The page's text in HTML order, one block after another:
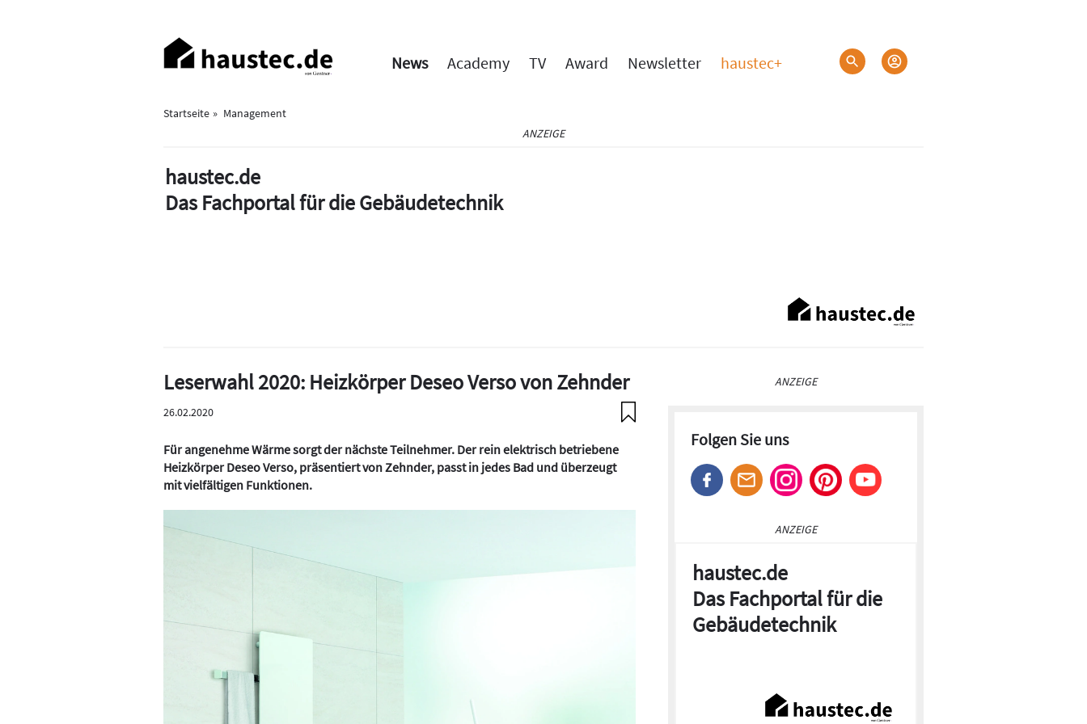
Haupt-
Navigation
News Academy TV Award Newsletter haustec+
Startseite
Management
ANZEIGE
haustec.de
Das Fachportal für die Gebäudetechnik
Leserwahl 2020: Heizkörper Deseo Verso von Zehnder
26.02.2020
Für angenehme Wärme sorgt der nächste Teilnehmer. Der rein elektrisch betriebene
Heizkörper Deseo Verso, präsentiert von Zehnder, passt in jedes Bad und überzeugt
mit vielfältigen Funktionen.
ANZEIGE
Folgen Sie uns
ANZEIGE
haustec.de
Das Fachportal für die
Gebäudetechnik